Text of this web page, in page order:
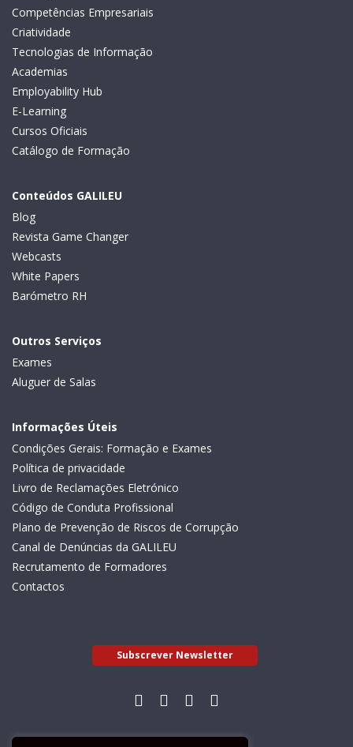
Competências Empresariais
Criatividade
Tecnologias de Informação
Academias
Employability Hub
E-Learning
Cursos Oficiais
Catálogo de Formação
Conteúdos GALILEU
Blog
Revista Game Changer
Webcasts
White Papers
Barómetro RH
Outros Serviços
Exames
Aluguer de Salas
Informações Úteis
Condições Gerais: Formação e Exames
Política de privacidade
Livro de Reclamações Eletrónico
Código de Conduta Profissional
Plano de Prevenção de Riscos de Corrupção
Canal de Denúncias da GALILEU
Recrutamento de Formadores
Contactos
Subscrever Newsletter